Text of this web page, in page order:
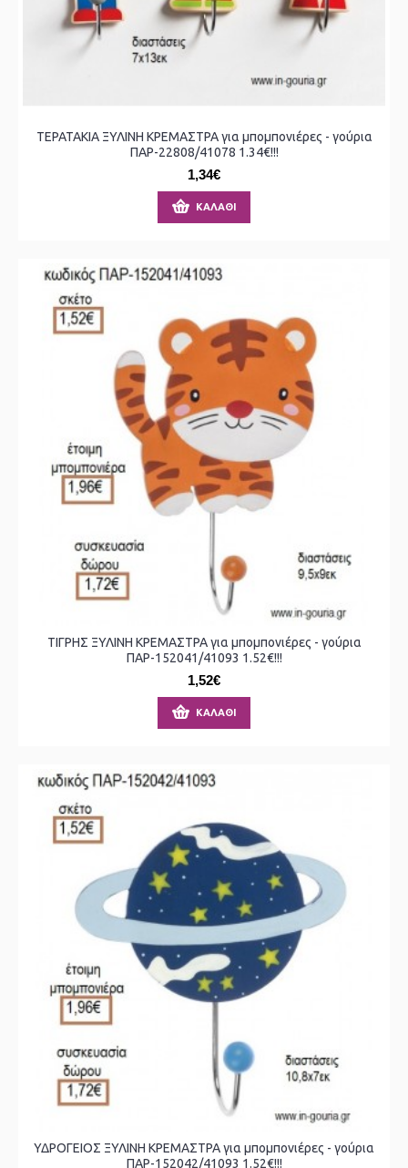
ΤΕΡΑΤΑΚΙΑ ΞΥΛΙΝΗ ΚΡΕΜΑΣΤΡΑ για μπομπονιέρες - γούρια
ΠΑΡ-22808/41078 1.34€!!!
1,34€
ΚΑΛΆΘΙ
ΤΙΓΡΗΣ ΞΥΛΙΝΗ ΚΡΕΜΑΣΤΡΑ για μπομπονιέρες - γούρια
ΠΑΡ-152041/41093 1.52€!!!
1,52€
ΚΑΛΆΘΙ
ΥΔΡΟΓΕΙΟΣ ΞΥΛΙΝΗ ΚΡΕΜΑΣΤΡΑ για μπομπονιέρες - γούρια
ΠΑΡ-152042/41093 1.52€!!!